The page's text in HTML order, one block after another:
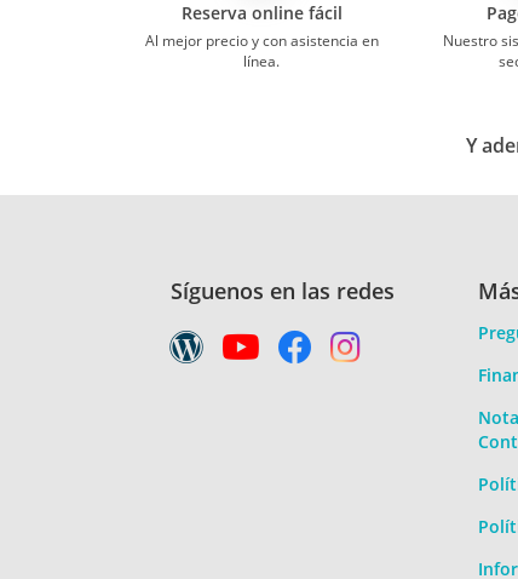
Reserva online fácil
Al mejor precio y con asistencia en
línea.
Nuestro
Y
Síguenos en las redes